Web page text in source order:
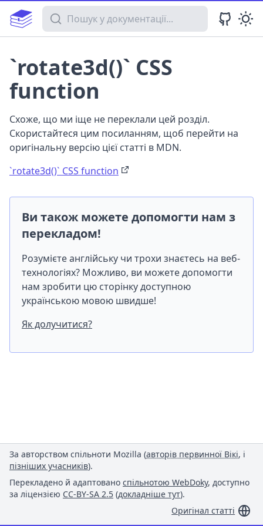
Пошук у документації
`rotate3d()` CSS
function
Схоже, що ми іще не переклали цей розділ.
Скористайтеся цим посиланням, щоб перейти на
оригінальну версію цієї статті в MDN.
`rotate3d()` CSS function
Ви також можете допомогти нам з
перекладом!
Розумієте англійську чи трохи знаєтесь на веб-
технологіях? Можливо, ви можете допомогти
нам зробити цю сторінку доступною
українською мовою швидше!
Як долучитися?
За авторством спільноти Mozilla (авторів первинної Вікі, і
пізніших учасників).
Перекладено й адаптовано спільнотою WebDoky, доступно
за ліцензією CC-BY-SA 2.5 (докладніше тут).
Оригінал статті